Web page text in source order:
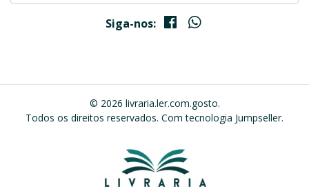
Siga-nos:
© 2026 livraria.ler.com.gosto.
Todos os direitos reservados. Com tecnologia Jumpseller.